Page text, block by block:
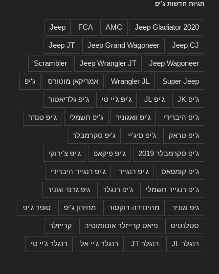
תגיות חדשות ג'יפ
2020 Jeep Gladiator
AMC
FCA
Jeep
Jeep CJ
Jeep Grand Wagoneer
Jeep JT
Jeep Wagoneer
Jeep Wrangler JT
Scrambler
Super Jeep
Wrangler JL אמריקאן מוטורס ג'יפ
ג'יפ JK ג'יפ JL ג'יפ ג'יי טי ג'יפ גלדיאטור
ג'יפ היברידי ג'יפ וואגוניר ג'יפ חשמלי ג'יפ טנדר
ג'יפ טראק ג'יפ סיג'יי ג'יפ סקרמבלר
ג'יפ סקרמבלר 2019 ג'יפ פיקאפ ג'יפ צ'ירוקי
ג'יפ קומפאס ג'יפ רנגייד ג'יפ רנגייד היברידי
ג'יפ רנגייד חשמלי ג'יפ רנגלר גיפ גרנד וגוניר
גיפ וגוניר מהינדרה-רוקסור מחירון ג'יפ סופר ג'יפ
סטלנטיס פיאט קרייזלר אוטומוטיב קרייזלר
רנגלר JL רנגלר JT רנגלר ג'יי אל רנגלר ג'יי טי